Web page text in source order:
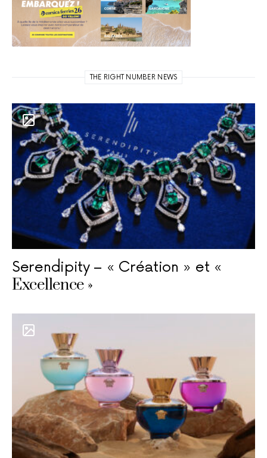
THE RIGHT NUMBER NEWS
Serendipity – « Création » et «
Excellence »